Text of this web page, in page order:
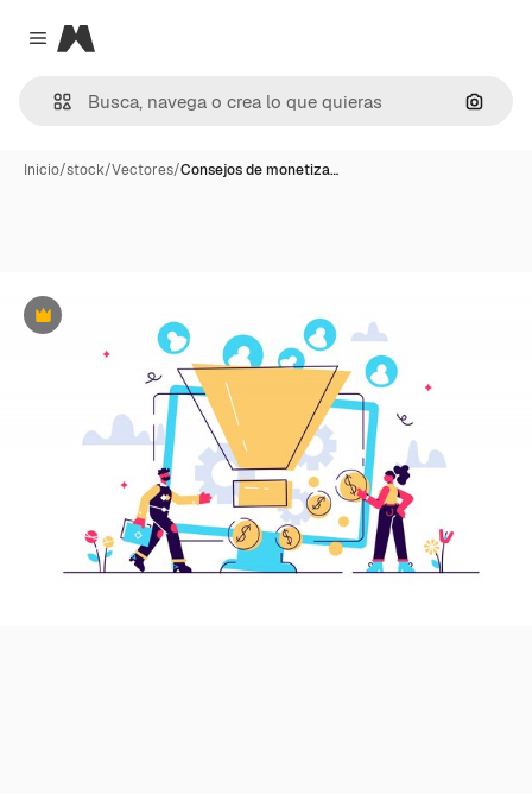
Close menu
Magnific
Inicio/stock/Vectores/Consejos de monetiza…
Premium